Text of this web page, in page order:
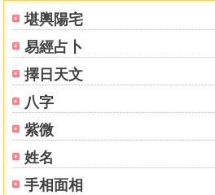
堪輿陽宅
易經占卜
擇日天文
八字
紫微
姓名
手相面相
文堡老師擁有超過23年的實戰經
解惑，洞悉命運脈絡。他曾擔任百
理講師，專業素養不容小覷。
2023年最新力作《輕鬆學會科學
以嚴謹和深入淺出的文筆，將命理
泥於迷信，而是以現代科學的方法
《科學八字輕鬆學》令人激賞的著
際，極深受讀者的好評。
若您渴望掌握命運的線索，了解